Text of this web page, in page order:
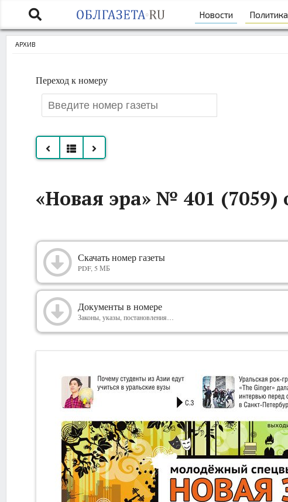
Новости Политика
АРХИВ
Переход к номеру
номера
август
2013
«Новая эра» № 401 (7059)
Скачать номер газеты
PDF, 5 МБ
Документы в номере
Законы, указы, постановления…